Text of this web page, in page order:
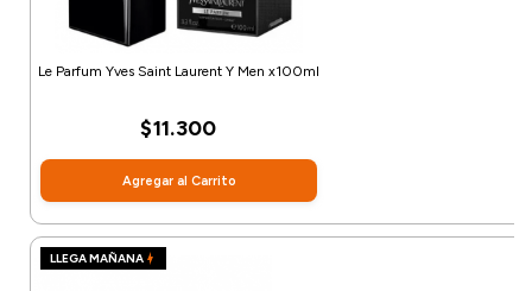
Le Parfum Yves Saint Laurent Y Men x100ml
$11.300
Agregar al Carrito
LLEGA MAÑANA